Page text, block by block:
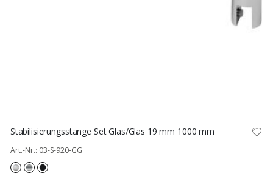
Stabilisierungsstange Set Glas/Glas 19 mm 1000 mm
Art.-Nr.: 03-S-920-GG